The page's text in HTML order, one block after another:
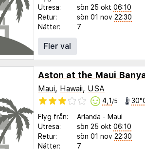
Utresa:
sön 25 okt 06:10
Retur:
sön 01 nov 22:30
Nätter:
7
Fler val
Aston at the Maui
Maui, Hawaii, USA
4,1 /5
Flyg från: Arlanda - Maui
Utresa:
sön 25 okt 06:10
Retur:
sön 01 nov 22:30
Nätter:
7